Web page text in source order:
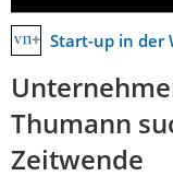
Start-up in der
Thumann
Zeitwende